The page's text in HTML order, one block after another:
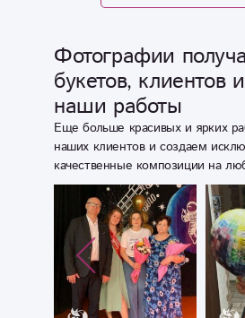
подводили.
Выбор большой,
цветы свежие,
цены не
кусаются) ещё
раз огромное
спасибо!
Фотографии
букетов, клиентов
наши работы
Еще больше красивых и ярких
наших клиентов и создаем
качественные композиции на